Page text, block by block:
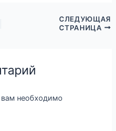
СЛЕДУЮЩАЯ
СТРАНИЦА
необходимо